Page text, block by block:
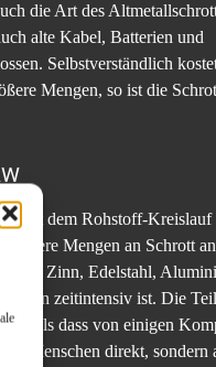
die Art des
alte Kabel, Batterien und
Selbstverständlich
Mengen, so ist die
dem Rohstoff-Kreislauf
Mengen an Schrott
Zinn, Edelstahl,
zeitintensiv ist. Die
als dass von einigen
Menschen direkt, sondern